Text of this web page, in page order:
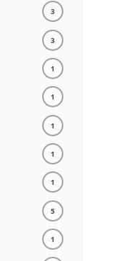
3
3
1
1
1
1
1
5
1